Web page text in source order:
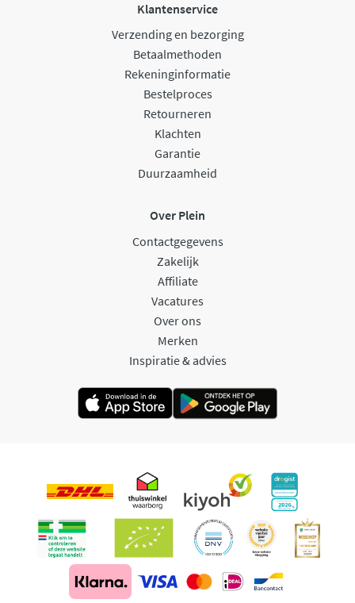
Klantenservice
Verzending en bezorging
Betaalmethoden
Rekeninginformatie
Bestelproces
Retourneren
Klachten
Garantie
Duurzaamheid
Over Plein
Contactgegevens
Zakelijk
Affiliate
Vacatures
Over ons
Merken
Inspiratie & advies